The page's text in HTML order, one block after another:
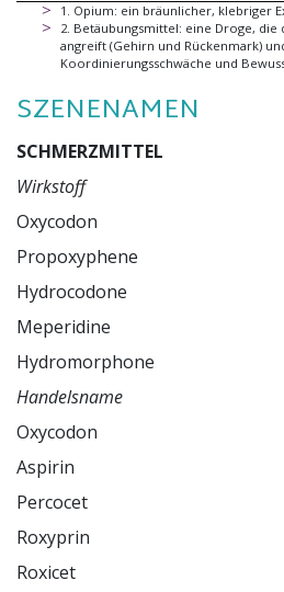
1 Opium: ein bräunlicher, klebriger
2 Betäubungsmittel: eine Droge, die
angreift (Gehirn und Rückenmark)
Koordinierungsschwäche und
SZENENAMEN
SCHMERZMITTEL
Wirkstoff
Oxycodon
Propoxyphene
Hydrocodone
Meperidine
Handelsname
Oxycodon
Aspirin
Percocet
Roxyprin
Roxicet